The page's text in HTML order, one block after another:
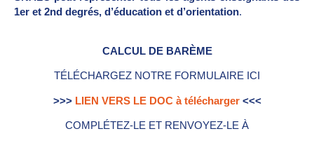
1er et 2nd degrés, d’éducation et d’orientation.
CALCUL DE BARÈME
TÉLÉCHARGEZ NOTRE FORMULAIRE ICI
>>> LIEN VERS LE DOC à télécharger<<<
COMPLÉTEZ-LE ET RENVOYEZ-LE À